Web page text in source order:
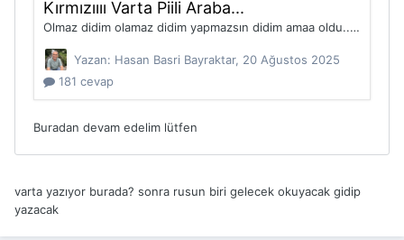
varta yazıyor burada? sonra rusun biri gelecek okuyacak gidip
yazacak